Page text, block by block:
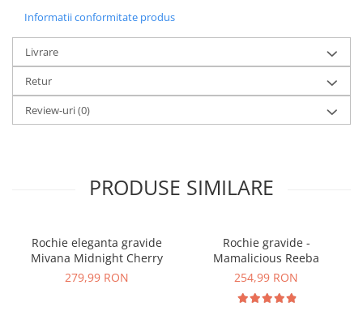
Informatii conformitate produs
Livrare
Retur
Review-uri(0)
PRODUSE SIMILARE
Rochie eleganta gravide
Mivana Midnight Cherry
279,99 RON
Rochie gravide -
Mamalicious Reeba
254,99 RON